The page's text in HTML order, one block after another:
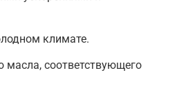
климате.
масла, соответствующего